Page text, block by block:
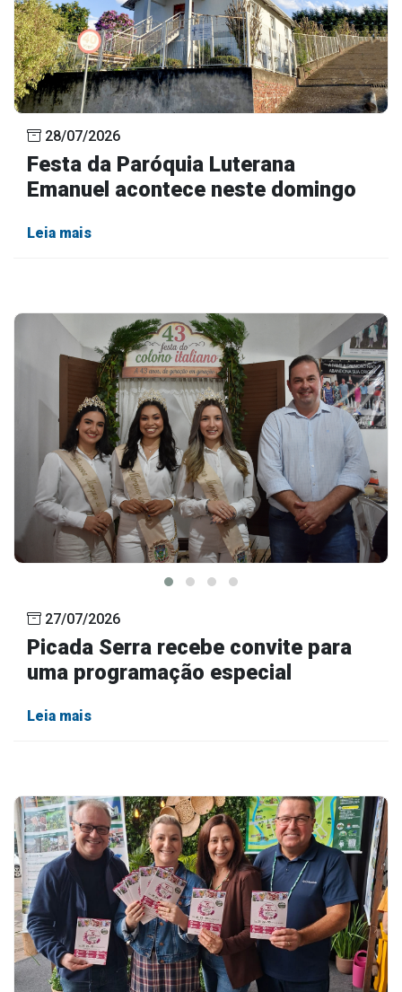
28/07/2026
Festa da Paróquia Luterana
Emanuel acontece neste domingo
Leia mais
27/07/2026
Picada Serra recebe convite para
uma programação especial
Leia mais